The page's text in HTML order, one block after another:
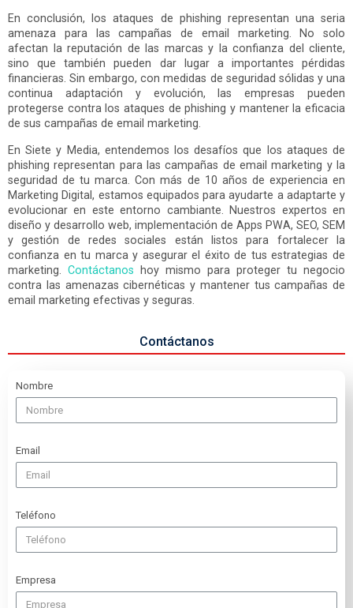
En conclusión, los ataques de phishing representan una seria
amenaza para las campañas de email marketing. No solo
afectan la reputación de las marcas y la confianza del cliente,
sino que también pueden dar lugar a importantes pérdidas
financieras. Sin embargo, con medidas de seguridad sólidas y una
continua adaptación y evolución, las empresas pueden
protegerse contra los ataques de phishing y mantener la eficacia
de sus campañas de email marketing.
En Siete y Media, entendemos los desafíos que los ataques de
phishing representan para las campañas de email marketing y la
seguridad de tu marca. Con más de 10 años de experiencia en
Marketing Digital, estamos equipados para ayudarte a adaptarte y
evolucionar en este entorno cambiante. Nuestros expertos en
diseño y desarrollo web, implementación de Apps PWA, SEO, SEM
y gestión de redes sociales están listos para fortalecer la
confianza en tu marca y asegurar el éxito de tus estrategias de
marketing. Contáctanos hoy mismo para proteger tu negocio
contra las amenazas cibernéticas y mantener tus campañas de
email marketing efectivas y seguras.
Contáctanos
Nombre
Email
Teléfono
Empresa